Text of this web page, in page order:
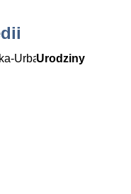
UrbańskaUrodziny